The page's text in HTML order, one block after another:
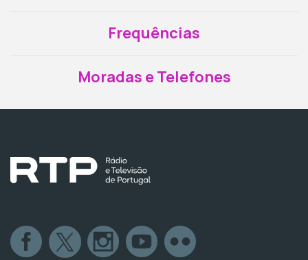
Frequências
Moradas e Telefones